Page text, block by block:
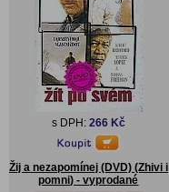
s DPH: 266 Kč
Žij a nezapomínej (DVD) (Zhivi i
pomni) - vyprodané